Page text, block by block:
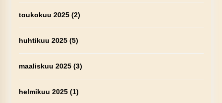
toukokuu 2025(2)
huhtikuu 2025(5)
maaliskuu 2025(3)
helmikuu 2025(1)